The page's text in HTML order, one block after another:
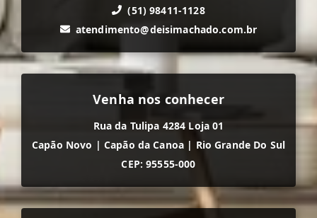
(51) 98411-1128
atendimento@deisimachado.com.br
Venha nos conhecer
Rua da Tulipa 4284 Loja 01
Capão Novo | Capão da Canoa | Rio Grande Do Sul
CEP: 95555-000